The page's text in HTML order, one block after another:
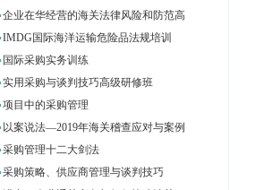
企业在华经营的海关法律风险和防范高
IMDG国际海洋运输危险品法规培训
国际采购实务训练
实用采购与谈判技巧高级研修班
项目中的采购管理
以案说法—2019年海关稽查应对与案例
采购管理十二大剑法
采购策略、供应商管理与谈判技巧